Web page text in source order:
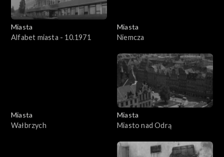
Miasta
Alfabet miasta - 10.1971
Miasta
Niemcza
Miasta
Wałbrzych
Miasta
Miasto nad Odrą